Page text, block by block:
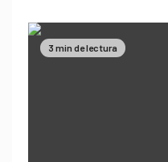
3 min de lectura